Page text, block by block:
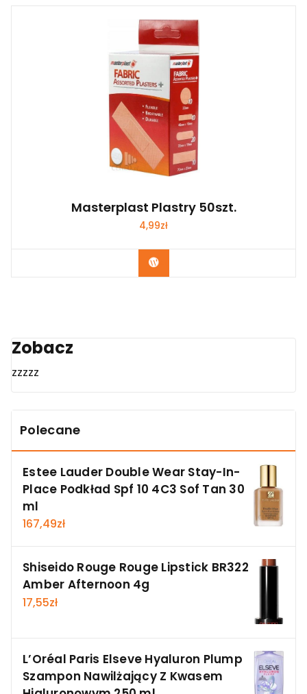
Masterplast Plastry 50szt.
4,99zł
Zobacz
Zobacz
zzzzz
Polecane
Estee Lauder Double Wear Stay-In-
Place Podkład Spf 10 4C3 Sof Tan 30
ml
167,49zł
Shiseido Rouge Rouge Lipstick BR322
Amber Afternoon 4g
17,55zł
L’Oréal Paris Elseve Hyaluron Plump
Szampon Nawilżający Z Kwasem